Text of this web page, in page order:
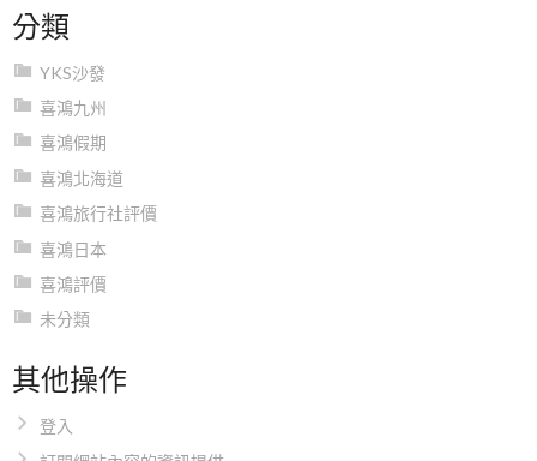
分類
YKS沙發
喜鴻九州
喜鴻假期
喜鴻北海道
喜鴻旅行社評價
喜鴻日本
喜鴻評價
未分類
其他操作
登入